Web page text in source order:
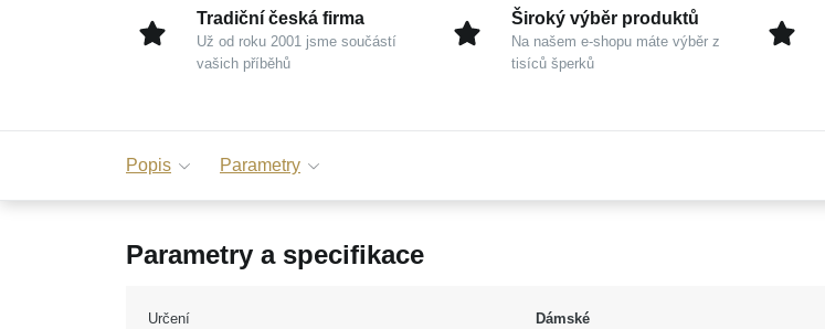
Tradiční česká firma
Už od roku 2001 jsme součástí
vašich příběhů
Široký výběr produktů
Na našem e-shopu máte výběr z
tisíců šperků
Popis Parametry
Parametry a specifikace
Určení
Dámské